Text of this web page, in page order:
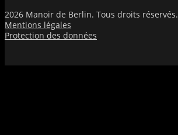
2026 Manoir de Berlin. Tous droits réservés.
Mentions légales
Protection des données